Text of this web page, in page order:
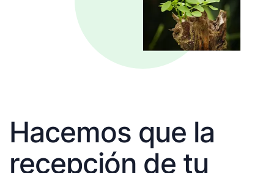
Hacemos que la
recepción de tu